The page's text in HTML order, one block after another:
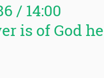
/ 14:00
is of God